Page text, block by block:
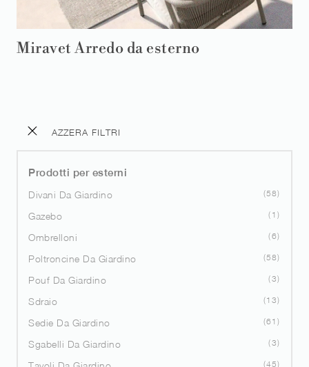
AZZERA FILTRI
Prodotti per esterni
Divani Da Giardino
58
Gazebo 1
Ombrelloni 6
Poltroncine Da Giardino 58
Pouf Da Giardino 3
Sdraio 13
Sedie Da Giardino 61
Sgabelli Da Giardino 3
45
Miravet Arredo da esterno